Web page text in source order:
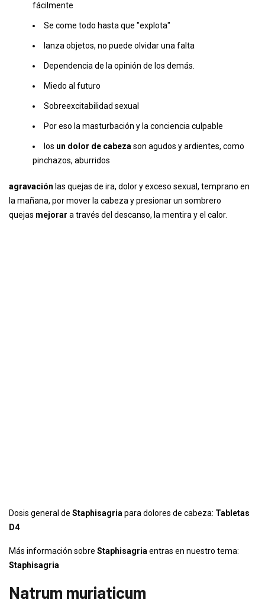
fácilmente
Se come todo hasta que "explota"
lanza objetos, no puede olvidar una falta
Dependencia de la opinión de los demás.
Miedo al futuro
Sobreexcitabilidad sexual
Por eso la masturbación y la conciencia culpable
los un dolor de cabeza son agudos y ardientes, como
pinchazos, aburridos
agravación las quejas de ira, dolor y exceso sexual, temprano en
la mañana, por mover la cabeza y presionar un sombrero
quejas mejorar a través del descanso, la mentira y el calor.
Dosis general de Staphisagria para dolores de cabeza: Tabletas
D4
Más información sobre Staphisagria entras en nuestro tema:
Staphisagria
Natrum muriaticum